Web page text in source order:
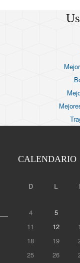
CALENDARIO
D
L
4
5
11
12
18
19
25
26